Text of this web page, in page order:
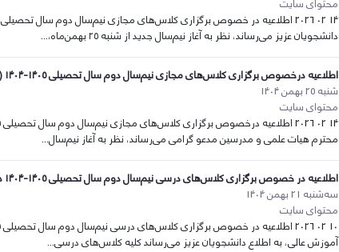
محتوای سایت
دانشجویان عزیز می‌رساند، نظر به آغاز نیم‌سال جدید از شنبه ۲۵ بهمن‌ماه،...
اطلاعیه درخصوص برگزاری کلاس‌های مجازی نیم‌سال دوم سال تحصیلی ۱۴۰۵-۱۴۰۴ (ویژه مدرسین)
شنبه 25 بهمن 1404
محتوای سایت
محترم هیات علمی و مدرسین مدعو گرامی می‌رساند، نظر به آغاز نیم‌سال...
اطلاعیه در خصوص برگزاری‌ کلاس‌های درسی نیم‌سال دوم سال تحصیلی ۱۴۰۵-۱۴۰۴ دانشگاه کردستان
سه‌شنبه 21 بهمن 1404
محتوای سایت
آموزش عالی، به اطلاع دانشجویان عزیز می‌رساند کلیه کلاس‌های درسی...